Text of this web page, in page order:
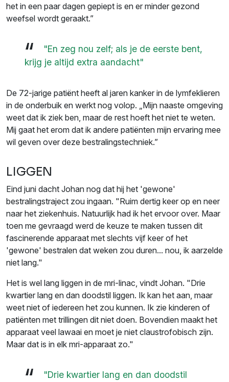
het in een paar dagen gepiept is en er minder gezond
weefsel wordt geraakt.”
"En zeg nou zelf; als je de eerste bent,
krijg je altijd extra aandacht"
De 72-jarige patiënt heeft al jaren kanker in de lymfeklieren
in de onderbuik en werkt nog volop. „Mijn naaste omgeving
weet dat ik ziek ben, maar de rest hoeft het niet te weten.
Mij gaat het erom dat ik andere patiënten mijn ervaring mee
wil geven over deze bestralingstechniek.”
LIGGEN
Eind juni dacht Johan nog dat hij het 'gewone'
bestralingstraject zou ingaan. "Ruim dertig keer op en neer
naar het ziekenhuis. Natuurlijk had ik het ervoor over. Maar
toen me gevraagd werd de keuze te maken tussen dit
fascinerende apparaat met slechts vijf keer of het
'gewone' bestralen dat weken zou duren... nou, ik aarzelde
niet lang."
Het is wel lang liggen in de mri-linac, vindt Johan. "Drie
kwartier lang en dan doodstil liggen. Ik kan het aan, maar
weet niet of iedereen het zou kunnen. Ik zie kinderen of
patiënten met trillingen dit niet doen. Bovendien maakt het
apparaat veel lawaai en moet je niet claustrofobisch zijn.
Maar dat is in elk mri-apparaat zo."
"Drie kwartier lang en dan doodstil